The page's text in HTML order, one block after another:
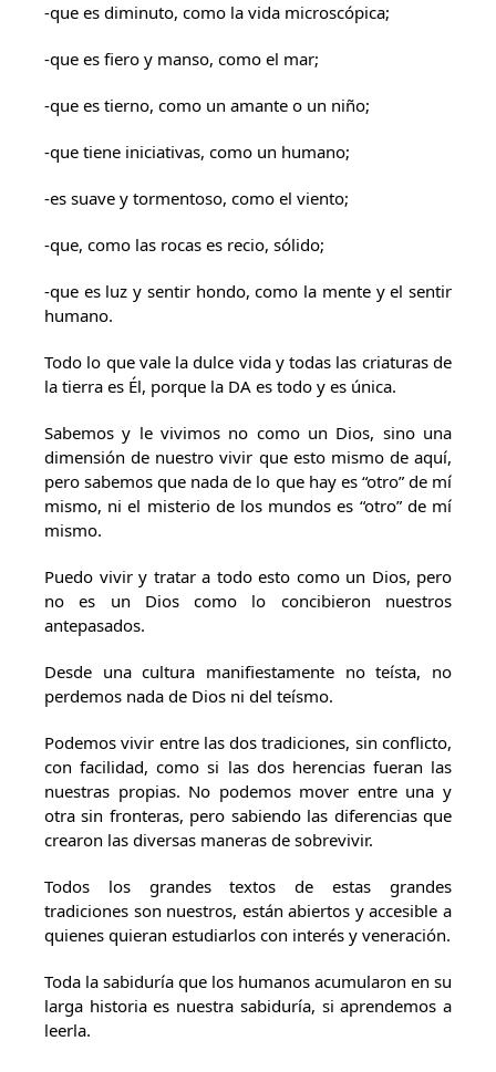
-que es diminuto, como la vida microscópica;
-que es fiero y manso, como el mar;
-que es tierno, como un amante o un niño;
-que tiene iniciativas, como un humano;
-es suave y tormentoso, como el viento;
-que, como las rocas es recio, sólido;
-que es luz y sentir hondo, como la mente y el sentir
humano.
Todo lo que vale la dulce vida y todas las criaturas de
la tierra es Él, porque la DA es todo y es única.
Sabemos y le vivimos no como un Dios, sino una
dimensión de nuestro vivir que esto mismo de aquí,
pero sabemos que nada de lo que hay es “otro” de mí
mismo, ni el misterio de los mundos es “otro” de mí
mismo.
Puedo vivir y tratar a todo esto como un Dios, pero
no es un Dios como lo concibieron nuestros
antepasados.
Desde una cultura manifiestamente no teísta, no
perdemos nada de Dios ni del teísmo.
Podemos vivir entre las dos tradiciones, sin conflicto,
con facilidad, como si las dos herencias fueran las
nuestras propias. No podemos mover entre una y
otra sin fronteras, pero sabiendo las diferencias que
crearon las diversas maneras de sobrevivir.
Todos los grandes textos de estas grandes
tradiciones son nuestros, están abiertos y accesible a
quienes quieran estudiarlos con interés y veneración.
Toda la sabiduría que los humanos acumularon en su
larga historia es nuestra sabiduría, si aprendemos a
leerla.